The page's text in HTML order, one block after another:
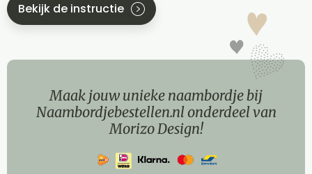
Bekijk de instructie
Maak jouw unieke naambordje bij
Naambordjebestellen.nl onderdeel van
Morizo Design!